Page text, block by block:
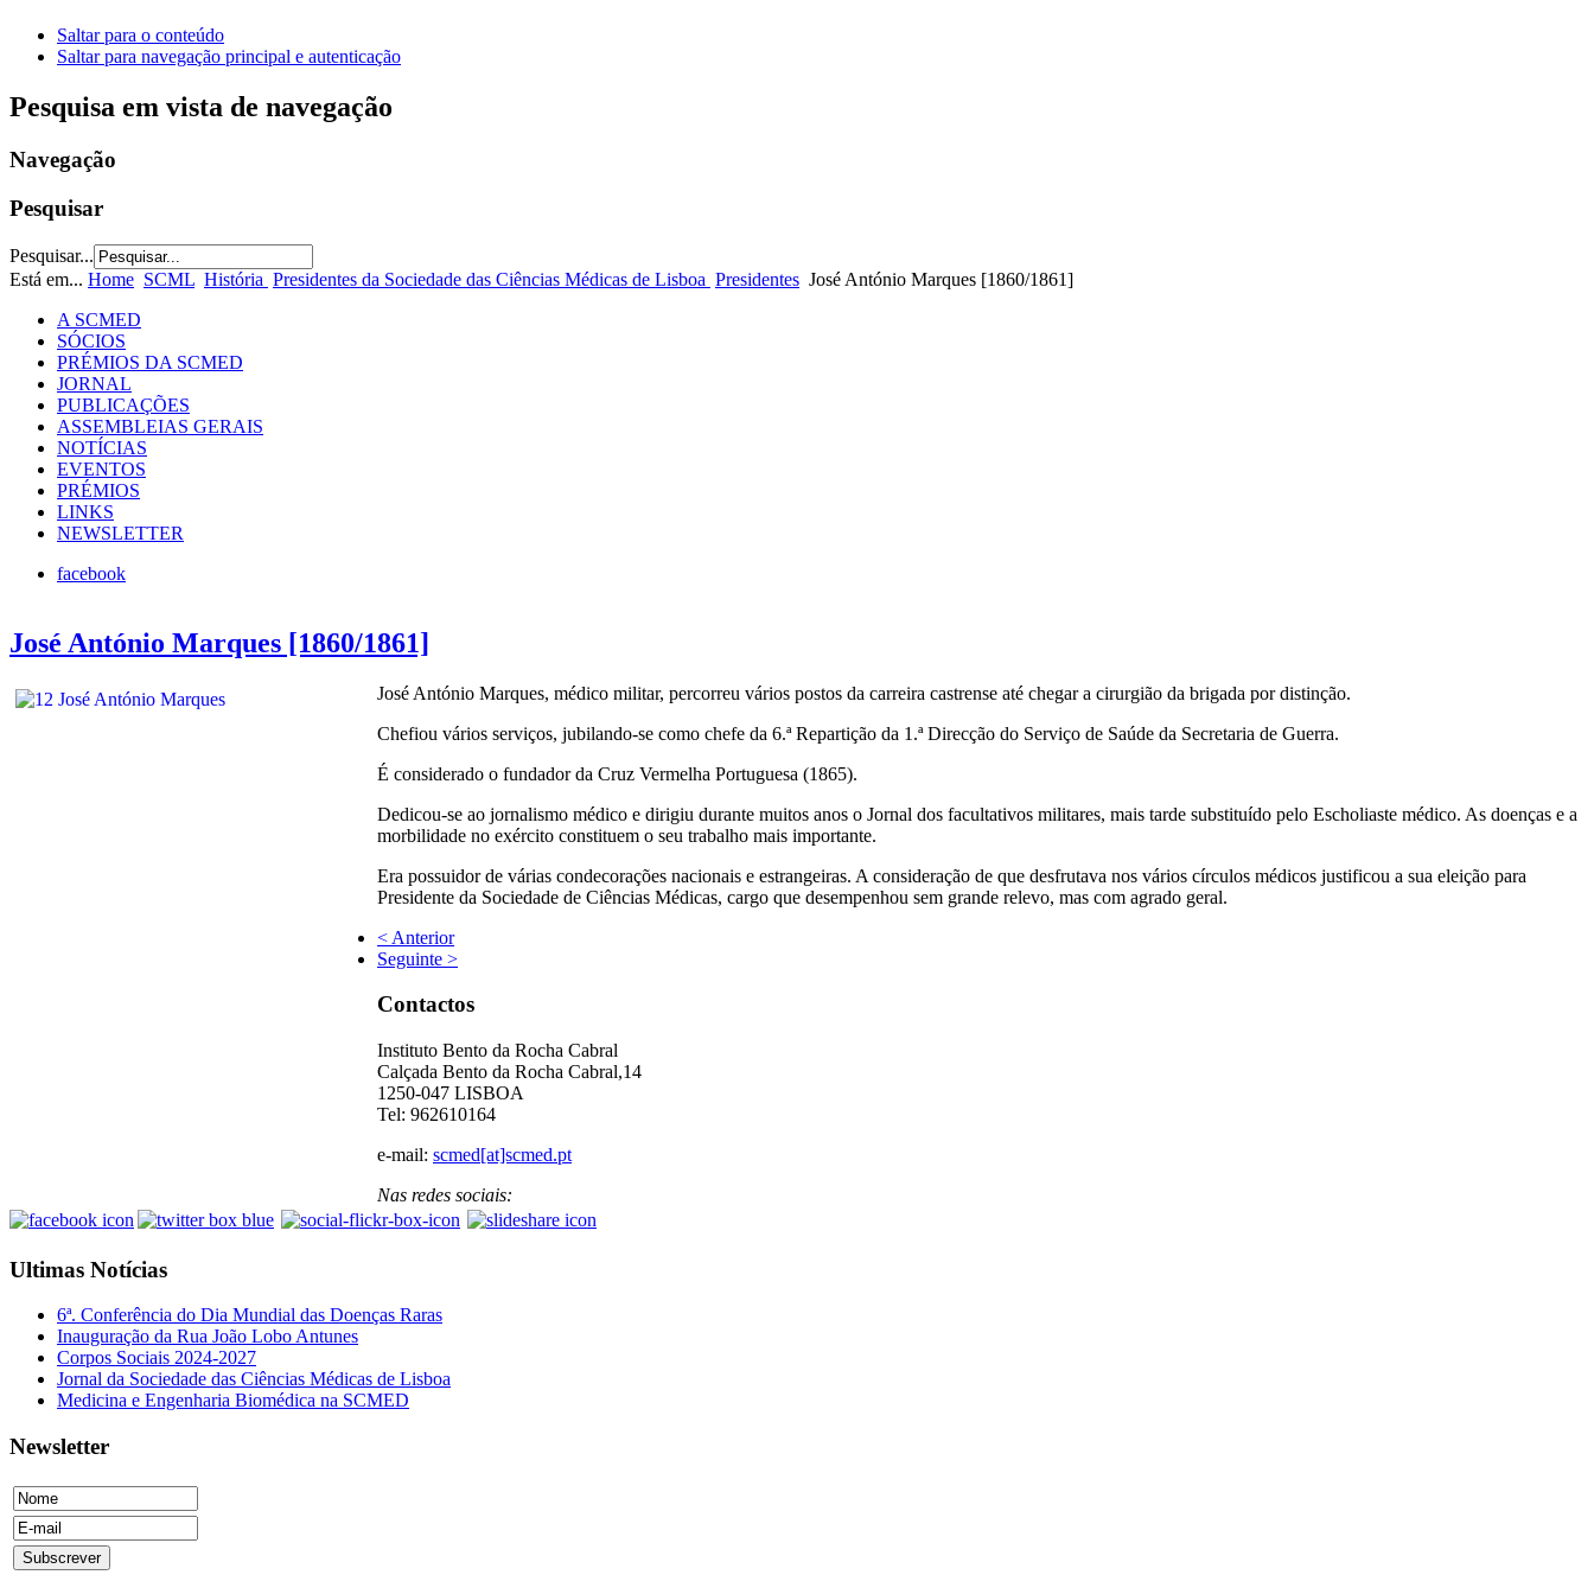
Saltar para o conteúdo
Saltar para navegação principal e autenticação
Pesquisa em vista de navegação
Navegação
Pesquisar
Pesquisar...
Está em... Home SCML História Presidentes da Sociedade das Ciências Médicas de Lisboa Presidentes José António Marques [1860/1861]
A SCMED
SÓCIOS
PRÉMIOS DA SCMED
JORNAL
PUBLICAÇÕES
ASSEMBLEIAS GERAIS
NOTÍCIAS
EVENTOS
PRÉMIOS
LINKS
NEWSLETTER
facebook
José António Marques [1860/1861]
José António Marques, médico militar, percorreu vários postos da carreira castrense até chegar a cirurgião da brigada por distinção.
Chefiou vários serviços, jubilando-se como chefe da 6.ª Repartição da 1.ª Direcção do Serviço de Saúde da Secretaria de Guerra.
É considerado o fundador da Cruz Vermelha Portuguesa (1865).
Dedicou-se ao jornalismo médico e dirigiu durante muitos anos o Jornal dos facultativos militares, mais tarde substituído pelo Escholiaste médico. As doenças e a
morbilidade no exército constituem o seu trabalho mais importante.
Era possuidor de várias condecorações nacionais e estrangeiras. A consideração de que desfrutava nos vários círculos médicos justificou a sua eleição para
Presidente da Sociedade de Ciências Médicas, cargo que desempenhou sem grande relevo, mas com agrado geral.
< Anterior
Seguinte >
Contactos
Instituto Bento da Rocha Cabral
Calçada Bento da Rocha Cabral,14
1250-047 LISBOA
Tel: 962610164
e-mail: scmed[at]scmed.pt
Nas redes sociais:
Ultimas Notícias
6ª. Conferência do Dia Mundial das Doenças Raras
Inauguração da Rua João Lobo Antunes
Corpos Sociais 2024-2027
Jornal da Sociedade das Ciências Médicas de Lisboa
Medicina e Engenharia Biomédica na SCMED
Newsletter